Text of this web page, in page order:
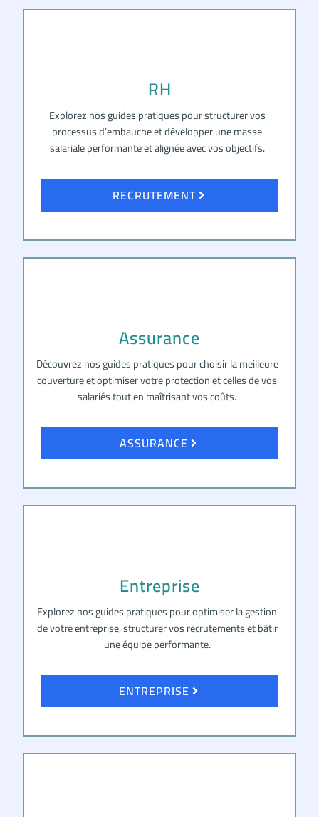
RH
Explorez nos guides pratiques pour structurer vos
processus d’embauche et développer une masse
salariale performante et alignée avec vos objectifs.
RECRUTEMENT
Assurance
Découvrez nos guides pratiques pour choisir la meilleure
couverture et optimiser votre protection et celles de vos
salariés tout en maîtrisant vos coûts.
ASSURANCE
Entreprise
Explorez nos guides pratiques pour optimiser la gestion
de votre entreprise, structurer vos recrutements et bâtir
une équipe performante.
ENTREPRISE